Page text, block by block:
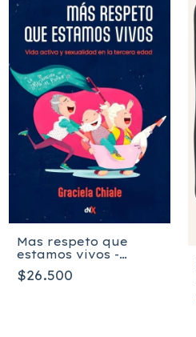
Mas respeto que
estamos vivos -
Chiale Graciela
$26.500